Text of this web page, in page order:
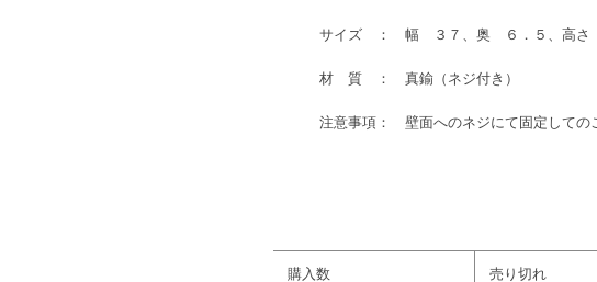
サイズ ： 幅 ３７、奥 ６．５、高
材 質 ： 真鍮（ネジ付き）
注意事項： 壁面へのネジにて固定しての
購入数 売り切れ